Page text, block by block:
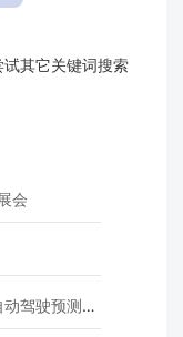
其它关键词搜索
会
测模型挑战赛